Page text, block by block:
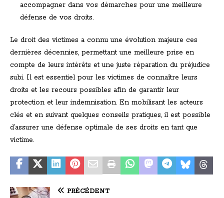
accompagner dans vos démarches pour une meilleure
défense de vos droits.
Le droit des victimes a connu une évolution majeure ces
dernières décennies, permettant une meilleure prise en
compte de leurs intérêts et une juste réparation du préjudice
subi. Il est essentiel pour les victimes de connaître leurs
droits et les recours possibles afin de garantir leur
protection et leur indemnisation. En mobilisant les acteurs
clés et en suivant quelques conseils pratiques, il est possible
d’assurer une défense optimale de ses droits en tant que
victime.
PRÉCÉDENT